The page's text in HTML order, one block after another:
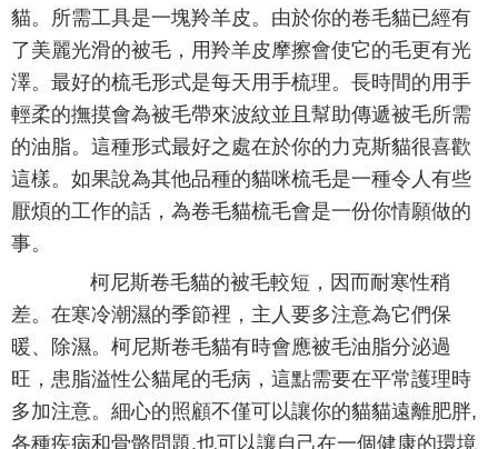
貓。所需工具是一塊羚羊皮。由於你的卷毛貓已經有
了美麗光滑的被毛，用羚羊皮摩擦會使它的毛更有光
澤。最好的梳毛形式是每天用手梳理。長時間的用手
輕柔的撫摸會為被毛帶來波紋並且幫助傳遞被毛所需
的油脂。這種形式最好之處在於你的力克斯貓很喜歡
這樣。如果說為其他品種的貓咪梳毛是一種令人有些
厭煩的工作的話，為卷毛貓梳毛會是一份你情願做的
事。
柯尼斯卷毛貓的被毛較短，因而耐寒性稍
差。在寒冷潮濕的季節裡，主人要多注意為它們保
暖、除濕。柯尼斯卷毛貓有時會應被毛油脂分泌過
旺，患脂溢性公貓尾的毛病，這點需要在平常護理時
多加注意。細心的照顧不僅可以讓你的貓貓遠離肥胖,
各種疾病和骨骼問題,也可以讓自己在一個健康的環境